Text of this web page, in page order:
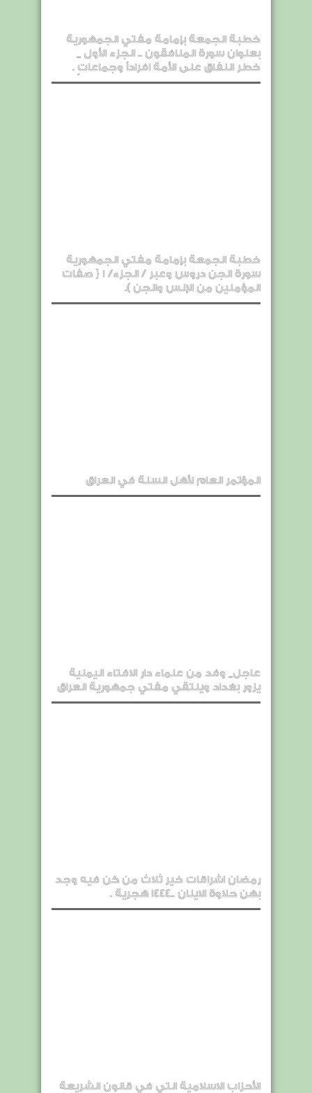
خطبة الجمعة بإمامة مفتي الجمهورية
بعنوان سورة المنافقون .. الجزء الأول _
خطر النفاق على الأمة افراداً وجماعاتٍ .
خطبة الجمعة بإمامة مفتي الجمهورية
سورة الجن دروس وعبر / الجزء/ 1 { صفات
المؤمنين من الإنس والجن ).
المؤتمر العام لأهل السنة في العراق
عاجل_ وفد من علماء دار الافتاء اليمنية
يزور بغداد ويلتقي مفتي جمهورية العراق
رمضان اشراقات خير ثلاث من كن فيه وجد
بهن حلاوة الاينان ..1444 هجرية .
الأحزاب الاسلامية التي في قانون الشريعة